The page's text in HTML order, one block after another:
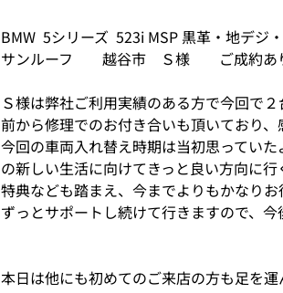
BMW 5シリーズ 523i MSP 黒革・地デジ
サンルーフ 越谷市 Ｓ様 ご成約あり
Ｓ様は弊社ご利用実績のある方で今回で
前から修理でのお付き合いも頂いており、
今回の車両入れ替え時期は当初思ってい
の新しい生活に向けてきっと良い方向に
特典なども踏まえ、今までよりもかなり
ずっとサポートし続けて行きますので、今
本日は他にも初めてのご来店の方も足を